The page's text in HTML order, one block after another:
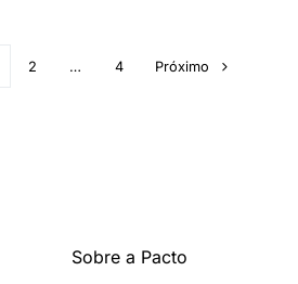
2 … 4 Próximo
Sobre a Pacto